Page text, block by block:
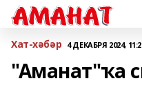
Хат-хәбәр 4 ДЕКАБРЯ 2024,
"Аманат"ҡа